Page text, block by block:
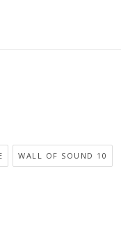
WALL OF SOUND 10